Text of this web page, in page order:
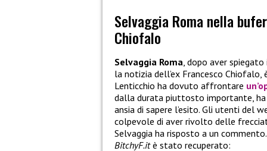
Selvaggia Roma nella
Chiofalo
Selvaggia Roma, dopo aver
la notizia dell’ex Francesco
Lenticchio ha dovuto affrontare
dalla durata piuttosto importante,
ansia di sapere l’esito. Gli utenti del
colpevole di aver rivolto delle
Selvaggia ha risposto a un
BitchyF.itè stato recuperato: